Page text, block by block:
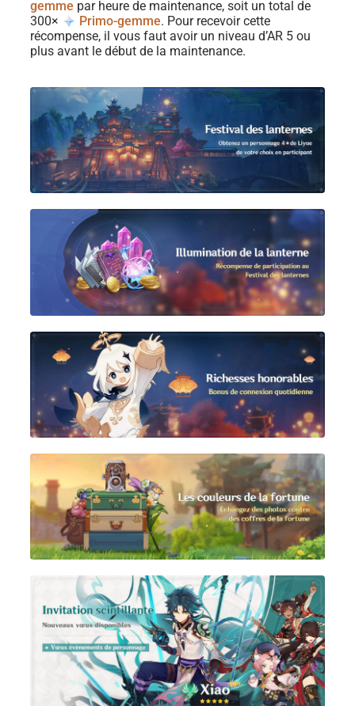
gemme par heure de maintenance, soit un total de
300×
Primo-gemme. Pour recevoir cette
récompense, il vous faut avoir un niveau d’AR 5 ou
plus avant le début de la maintenance.